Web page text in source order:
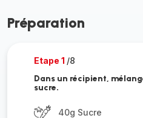
Préparation
Etape 1 /8
Dans un récipient,
sucre.
40g Sucre